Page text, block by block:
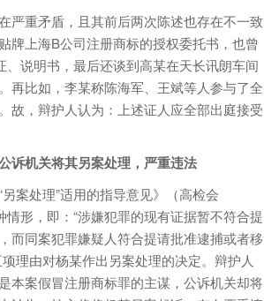
重矛盾，且其前后两次陈述也存在不一致
牌上海B公司注册商标的授权委托书，也曾
说明书，最后还谈到高某在天长讯朗车间
再比如，李某称陈海军、王斌等人参与了全
故，辩护人认为：上述证人应全部出庭接受
机关将其另案处理，严重违法
处理”适用的指导意见》（高检会
情形，即：“涉嫌犯罪的现有证据暂不符合提
而同案犯罪嫌疑人符合提请批准逮捕或者移
理由对杨某作出另案处理的决定。辩护人
本案假冒注册商标罪的主谋，公诉机关却将